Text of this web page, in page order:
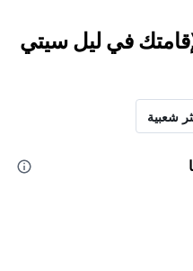
في ليل سيتي
شعبية